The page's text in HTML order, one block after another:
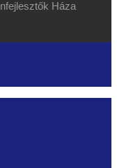
Háza